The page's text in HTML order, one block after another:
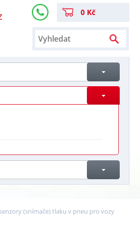
0 Kč
(snímače) tlaku v pneu pro vozy